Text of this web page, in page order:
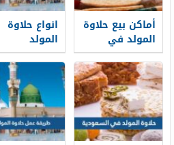
أماكن بيع حلاوة
المولد في
السعودية 1448
انواع حلاوة
المولد
واسعارها 2026